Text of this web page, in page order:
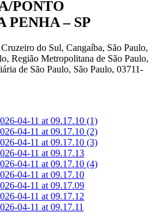
PONTO
PENHA – SP
do Sul, Cangaíba, São Paulo,
Região Metropolitana de São Paulo,
de São Paulo, São Paulo, 03711-